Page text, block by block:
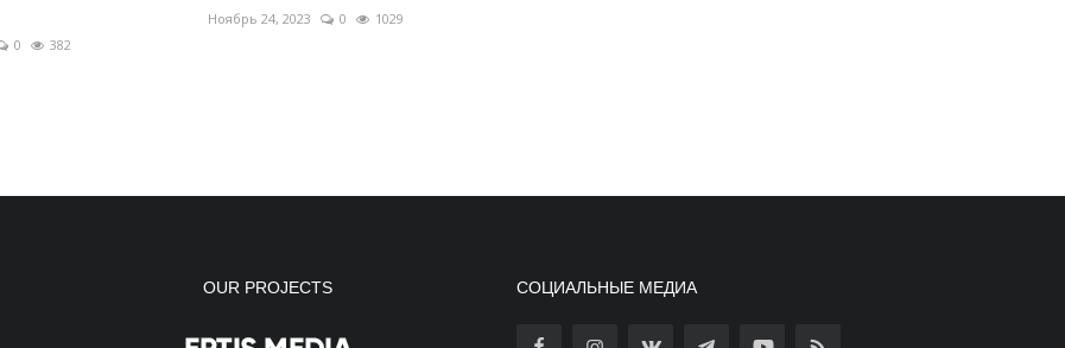
0 382
Ноябрь 24, 2023 0 1029
OUR PROJECTS СОЦИАЛЬНЫЕ МЕДИА